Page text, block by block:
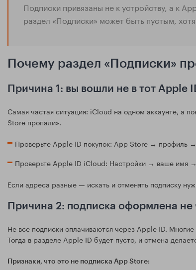
Подписки привязаны не к устройству, а к
раздел «Подписки» может быть пустым,
Почему раздел «Подписки»
Причина 1: вы вошли не в тот Apple
Самая частая ситуация: iCloud на одном аккаунте, а
Store пропали».
Проверьте Apple ID покупок: App Store → профиль
Проверьте Apple ID iCloud: Настройки → ваше имя
Если адреса разные — искать и отменять подписку
Причина 2: подписка оформлена не
Не все подписки оплачиваются через Apple ID.
Тогда в разделе Apple ID будет пусто, и отмена
Признаки, что это не подписка App Store: